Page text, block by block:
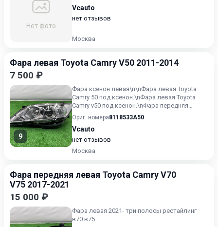
Нет фото
Vcauto
нет отзывов
Москва
Фара левая Toyota Camry V50 2011-2014
7 500 ₽
9
Фара ксенон левая\n\nФара левая Toyota
Camry 50 под ксенон.\nФара левая Toyota
Camry v50 под ксенон.\nФара передняя
леваяToyota Camry xv50.
Ориг. номера8118533A50
Vcauto
нет отзывов
Москва
Фара передняя левая Toyota Camry V70
V75 2017-2021
15 000 ₽
Фара левая 2021- три полосы рестайлинг
в70 в75